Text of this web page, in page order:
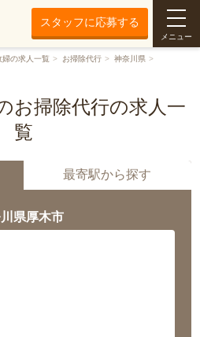
スタッフに応募する
メニュー
婦の求人一覧 お掃除代行
神奈川県
お掃除代行の求人一
覧
最寄駅から探す
県厚木市